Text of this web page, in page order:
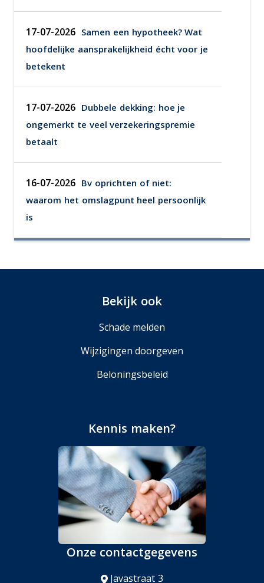
17-07-2026 Samen een hypotheek? Wat
hoofdelijke aansprakelijkheid écht voor je
betekent
17-07-2026 Dubbele dekking: hoe je
ongemerkt te veel verzekeringspremie
betaalt
16-07-2026 Bv oprichten of niet:
waarom het omslagpunt heel persoonlijk
is
Bekijk ook
Schade melden
Wijzigingen doorgeven
Beloningsbeleid
Kennis maken?
Onze contactgegevens
Javastraat 3